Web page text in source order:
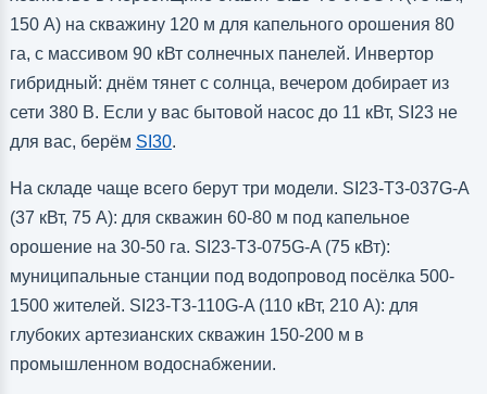
150 А) на скважину 120 м для капельного орошения 80
га, с массивом 90 кВт солнечных панелей. Инвертор
гибридный: днём тянет с солнца, вечером добирает из
сети 380 В. Если у вас бытовой насос до 11 кВт, SI23 не
для вас, берём SI30.
На складе чаще всего берут три модели. SI23-T3-037G-A
(37 кВт, 75 А): для скважин 60-80 м под капельное
орошение на 30-50 га. SI23-T3-075G-A (75 кВт):
муниципальные станции под водопровод посёлка 500-
1500 жителей. SI23-T3-110G-A (110 кВт, 210 А): для
глубоких артезианских скважин 150-200 м в
промышленном водоснабжении.